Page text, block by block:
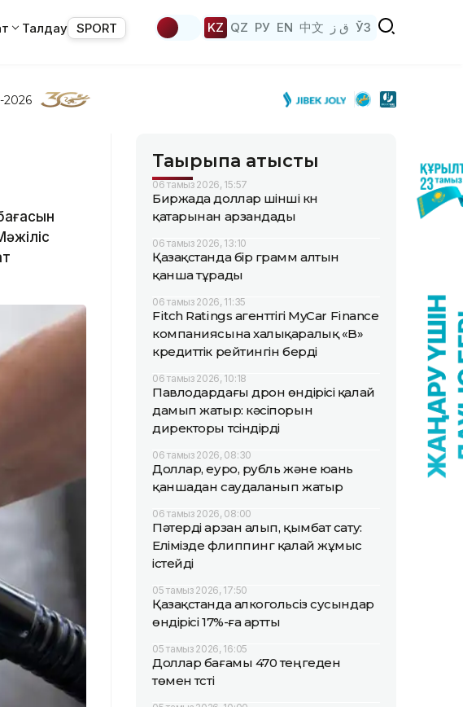
Талдау SPORT KZ QZ РУ EN 中文 ق ز ЎЗ
2026
Тақырыпқа қатысты
06 тамыз 2026, 15:57
Биржада доллар үшінші күн
қатарынан арзандады
06 тамыз 2026, 13:10
Қазақстанда бір грамм алтын
қанша тұрады
06 тамыз 2026, 11:35
Fitch Ratings агенттігі MyCar Finance
компаниясына халықаралық «B»
кредиттік рейтингін берді
06 тамыз 2026, 10:18
Павлодардағы дрон өндірісі қалай
дамып жатыр: кәсіпорын
директоры түсіндірді
06 тамыз 2026, 08:30
Доллар, еуро, рубль және юань
қаншадан саудаланып жатыр
06 тамыз 2026, 08:00
Пәтерді арзан алып, қымбат сату:
Елімізде флиппинг қалай жұмыс
істейді
05 тамыз 2026, 17:50
Қазақстанда алкогольсіз сусындар
өндірісі 17%-ға артты
05 тамыз 2026, 16:05
Доллар бағамы 470 теңгеден
төмен түсті